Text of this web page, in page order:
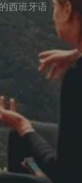
西班牙语